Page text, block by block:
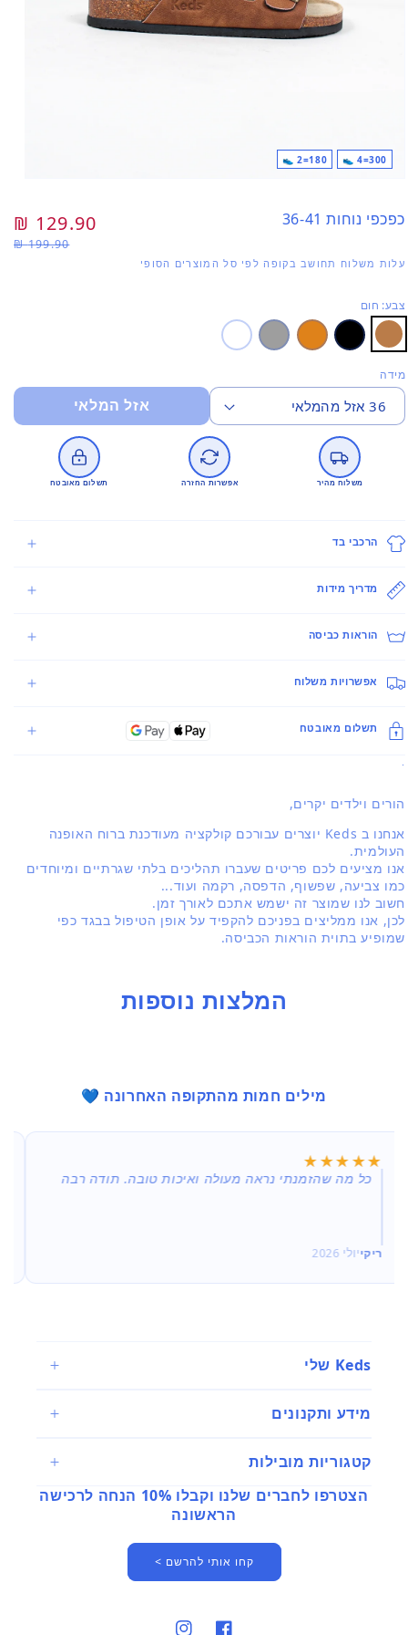
300=4 👟
180=2 👟
כפכפי נוחות 36-41
מחיר
רגיל199.90 ₪
129.90 ₪
עלות משלוח תחושב בקופה לפי סל המוצרים הסופי
צבע: חום
מידה
אזל המלאי
משלוח מהיר אפשרות החזרה תשלום מאובטח
הרכבי בד
מדריך מידות
הוראות כביסה
אפשרויות משלוח
תשלום מאובטח
הורים וילדים יקרים,
אנחנו ב Keds יוצרים עבורכם קולקציה מעודכנת ברוח האופנה
העולמית.
אנו מציעים לכם פריטים שעברו תהליכים בלתי שגרתיים ומיוחדים
כמו צביעה, שפשוף, הדפסה, רקמה ועוד...
חשוב לנו שמוצר זה ישמש אתכם לאורך זמן.
לכן, אנו ממליצים בפניכם להקפיד על אופן הטיפול בבגד כפי
שמופיע בתוית הוראות הכביסה.
המלצות נוספות
מילים חמות מהתקופה האחרונה 💙
★★★★★
★★★★★
כל מה שהזמנתי נראה מעולה ואיכות טובה. תודה רבה
ריקייולי 2026
Keds שלי
מידע ותקנונים
קטגוריות מובילות
הצטרפו לחברים שלנו וקבלו 10% הנחה לרכישה
הראשונה
קחו אותי להרשם >